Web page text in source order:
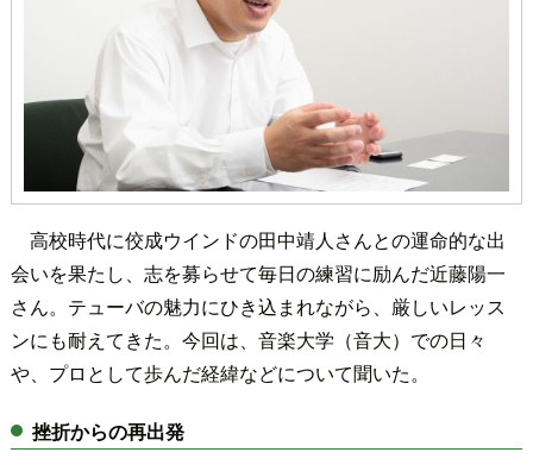
高校時代に佼成ウインドの田中靖人さんとの運命的な出
会いを果たし、志を募らせて毎日の練習に励んだ近藤陽一
さん。テューバの魅力にひき込まれながら、厳しいレッス
ンにも耐えてきた。今回は、音楽大学（音大）での日々
や、プロとして歩んだ経緯などについて聞いた。
挫折からの再出発